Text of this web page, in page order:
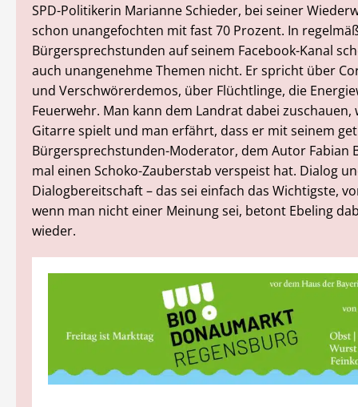
SPD-Politikerin Marianne Schieder, bei seiner
schon unangefochten mit fast 70 Prozent. In
Bürgersprechstunden auf seinem Facebook-Kanal
auch unangenehme Themen nicht. Er spricht über
und Verschwörerdemos, über Flüchtlinge, die
Feuerwehr. Man kann dem Landrat dabei zuschauen,
Gitarre spielt und man erfährt, dass er mit seinem
Bürgersprechstunden-Moderator, dem Autor Fabian
mal einen Schoko-Zauberstab verspeist hat. Dialog
Dialogbereitschaft – das sei einfach das Wichtigste,
wenn man nicht einer Meinung sei, betont Ebeling
wieder.